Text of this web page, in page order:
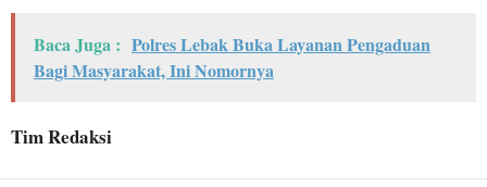
Baca Juga : Polres Lebak Buka Layanan Pengaduan
Bagi Masyarakat, Ini Nomornya
Tim Redaksi